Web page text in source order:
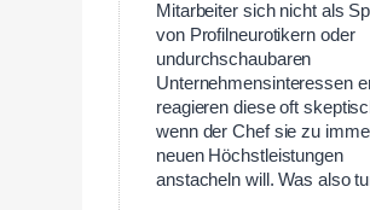
Mitarbeiter sich nicht als
von Profilneurotikern oder
undurchschaubaren
Unternehmensinteressen
reagieren diese oft
wenn der Chef sie zu
neuen Höchstleistungen
anstacheln will. Was also